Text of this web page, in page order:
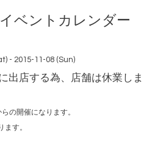
ベントカレンダー
- 2015-11-08 (Sun)
出店する為、店舗は休業しま
の開催になります。
ます。